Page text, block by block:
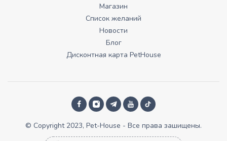
Магазин
Список желаний
Новости
Блог
Дисконтная карта PetHouse
© Copyright 2023, Pet-House - Все права зашищены.